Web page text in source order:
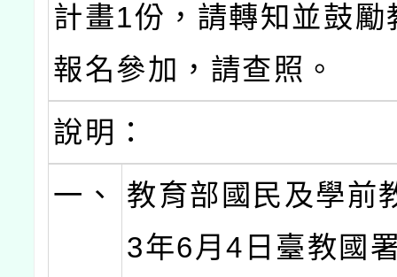
計畫1份，請轉知並鼓勵
報名參加，請查照。
說明：
一、
教育部國民及學前
3年6月4日臺教國